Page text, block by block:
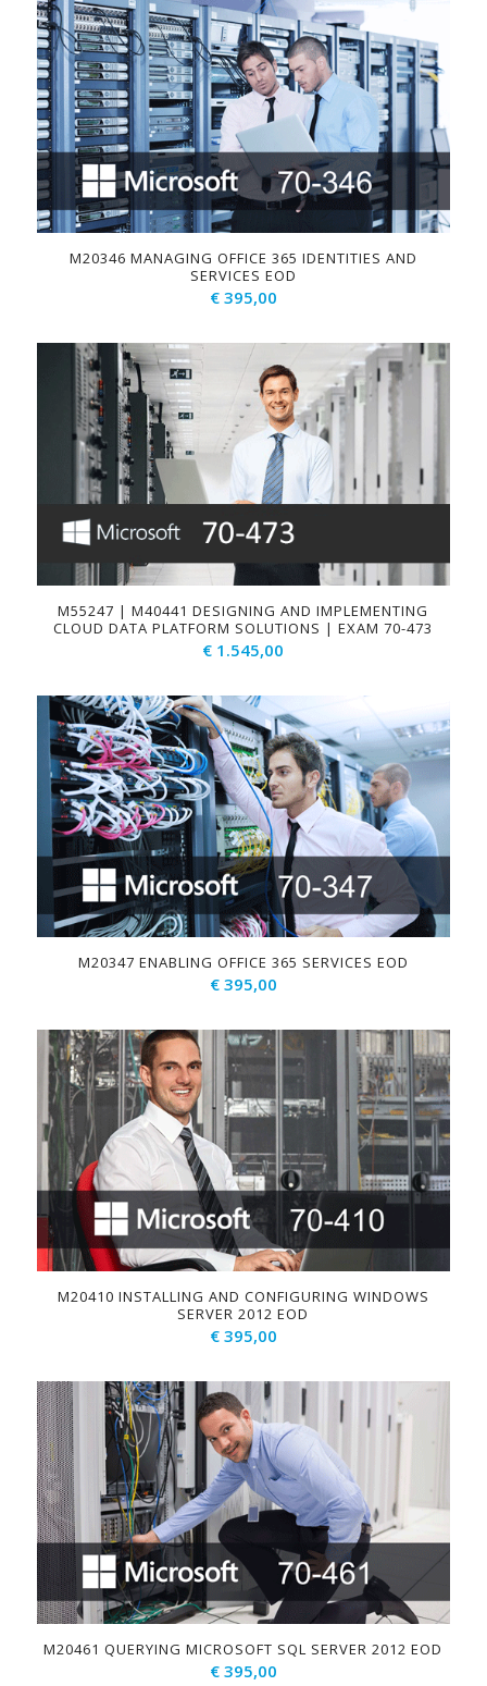
M20346 MANAGING OFFICE 365 IDENTITIES AND
SERVICES EOD
€395,00
M55247 | M40441 DESIGNING AND IMPLEMENTING
CLOUD DATA PLATFORM SOLUTIONS | EXAM 70-473
€ 1.545,00
M20347 ENABLING OFFICE 365 SERVICES EOD
€395,00
M20410 INSTALLING AND CONFIGURING WINDOWS
SERVER 2012 EOD
€395,00
M20461 QUERYING MICROSOFT SQL SERVER 2012 EOD
€395,00